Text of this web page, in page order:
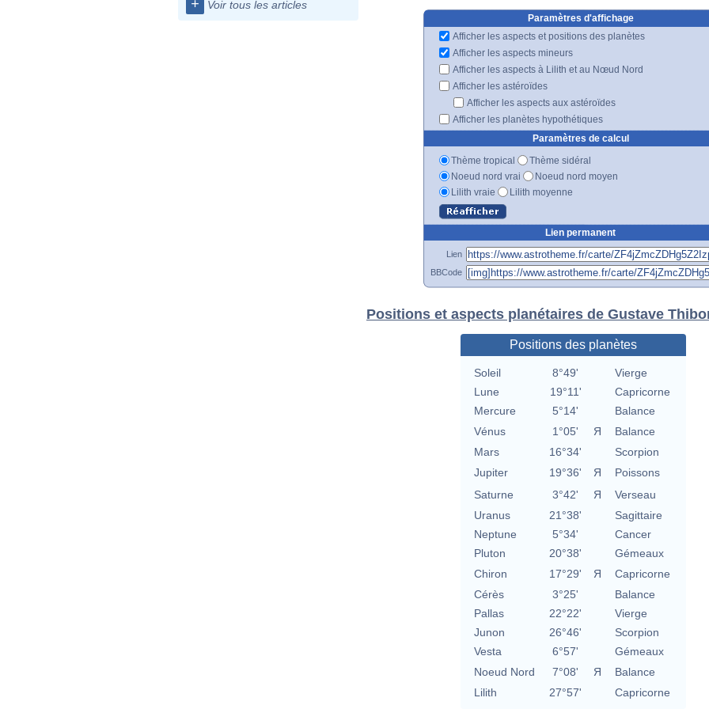
+ Voir tous les articles
Paramètres d'affichage
Afficher les aspects et positions des planètes
Afficher les aspects mineurs
Afficher les aspects à Lilith et au Nœud Nord
Afficher les astéroïdes
Afficher les aspects aux astéroïdes
Afficher les planètes hypothétiques
Paramètres de calcul
Thème tropical
Thème sidéral
Noeud nord vrai
Noeud nord moyen
Lilith vraie
Lilith moyenne
Lien permanent
Lien
BBCode
Positions et aspects planétaires de Gustave
Positions des planètes
Soleil 8°49'
Vierge
Lune
19°11'
Capricorne
Mercure
5°14'
Balance
Vénus
1°05' Я
Balance
Mars
16°34'
Scorpion
Jupiter
19°36' Я
Poissons
Saturne
3°42' Я
Verseau
Uranus
21°38'
Sagittaire
Neptune
5°34'
Cancer
Pluton
20°38'
Gémeaux
Chiron
17°29' Я
Capricorne
Cérès
3°25'
Balance
Pallas
22°22'
Vierge
Junon
26°46'
Scorpion
Vesta
6°57'
Gémeaux
Noeud Nord
7°08' Я
Balance
Lilith
27°57' Capricorne